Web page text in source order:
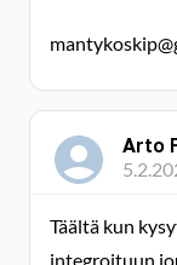
Arto
Täältä kun
integroituun